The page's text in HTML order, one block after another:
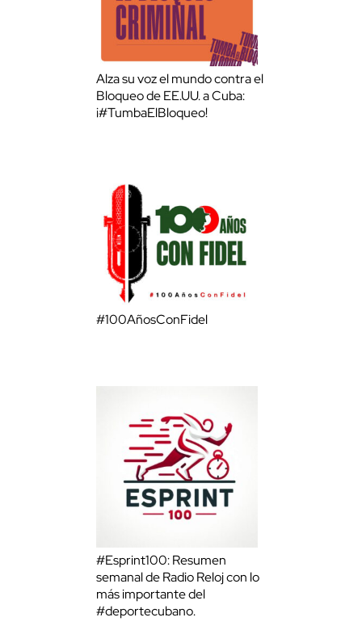
Alza su voz el mundo contra el
Bloqueo de EE.UU. a Cuba:
¡#TumbaElBloqueo!
#100AñosConFidel
#Esprint100: Resumen
semanal de Radio Reloj con lo
más importante del
#deportecubano.